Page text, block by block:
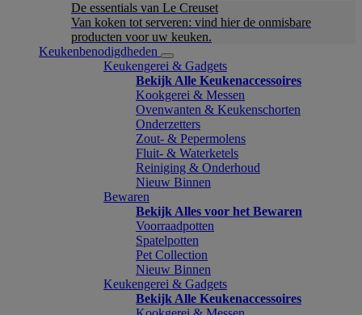
De essentials van Le Creuset
Van koken tot serveren: vind hier de onmisbare
producten voor uw keuken.
Keukenbenodigdheden
Keukengerei & Gadgets
Bekijk Alle Keukenaccessoires
Kookgerei & Messen
Ovenwanten & Keukenschorten
Onderzetters
Zout- & Pepermolens
Fluit- & Waterketels
Reiniging & Onderhoud
Nieuw Binnen
Bewaren
Bekijk Alles voor het Bewaren
Voorraadpotten
Spatelpotten
Pet Collection
Nieuw Binnen
Keukengerei & Gadgets
Bekijk Alle Keukenaccessoires